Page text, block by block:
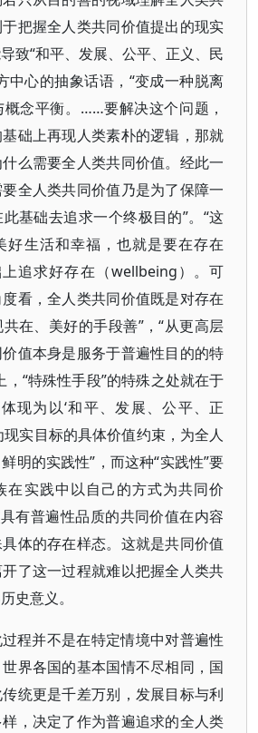
把握全人类共同价值提出的现实
致“和平、发展、公平、正义、民
中心的抽象话语，“变成一种脱离
念平衡。……要解决这个问题，
础上再现人类素朴的逻辑，那就
么需要全人类共同价值。经此一
全人类共同价值乃是为了保障一
基础去追求一个终极目的”。“这
好生活和幸福，也就是要在存在
上追求好存在（wellbeing）。可
看，全人类共同价值既是对存在
在、美好的手段善”，“从更高层
值本身是服务于普遍性目的的特
，“特殊性手段”的特殊之处就在于
现为以‘和平、发展、公平、正
现实目标的具体价值约束，为全人
明的实践性”，而这种“实践性”要
在实践中以自己的方式为共同价
有普遍性品质的共同价值在内容
体的存在样态。这就是共同价值
了这一过程就难以把握全人类共
史意义。
程并不是在特定情境中对普遍性
界各国的基本国情不尽相同，国
统更是千差万别，发展目标与利
，决定了作为普遍追求的全人类